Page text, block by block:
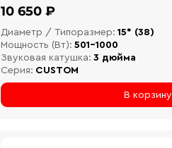
10 650 ₽
Диаметр / Типоразмер: 15* (38)
Мощность (Вт): 501-1000
Звуковая катушка: 3 дюйма
Серия: CUSTOM
В корзину